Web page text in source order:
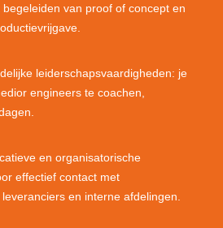
van proof of concept en
leiderschapsvaardigheden: je
engineers te coachen,
en organisatorische
effectief contact met
en interne afdelingen.